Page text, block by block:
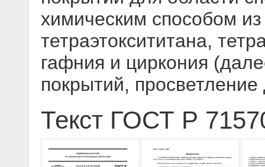
химическим способом
тетраэтоксититана,
гафния и циркония
покрытий,
Текст ГОСТ Р